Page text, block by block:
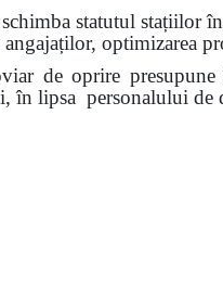
statutul stațiilor
angajaților, optimizarea
de oprire presupune
în lipsa personalului de